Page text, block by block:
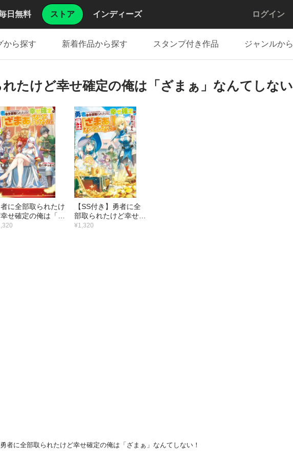
日無料 ストア インディーズ ログイン
から探す 新着作品から探す スタンプ付き作品 ジャンルか
たけど幸せ確定の俺は「ざまぁ」なんてしない
に全部取られたけ
せ確定の俺は「ざ
」なんてしない！
【SS付き】勇者に全
部取られたけど幸せ確
定の俺は「ざまぁ」な
¥1,320
勇者に全部取られたけど幸せ確定の俺は「ざまぁ」なんてしない！